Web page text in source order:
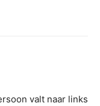
valt naar links